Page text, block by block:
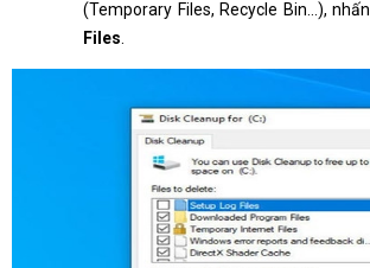
(Temporary Files, Recycle Bin…), nhấn
Files